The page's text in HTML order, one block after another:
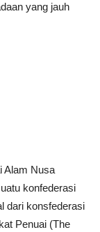
yang jauh
Alam Nusa
konfederasi
dari konsfederasi
Penuai (The